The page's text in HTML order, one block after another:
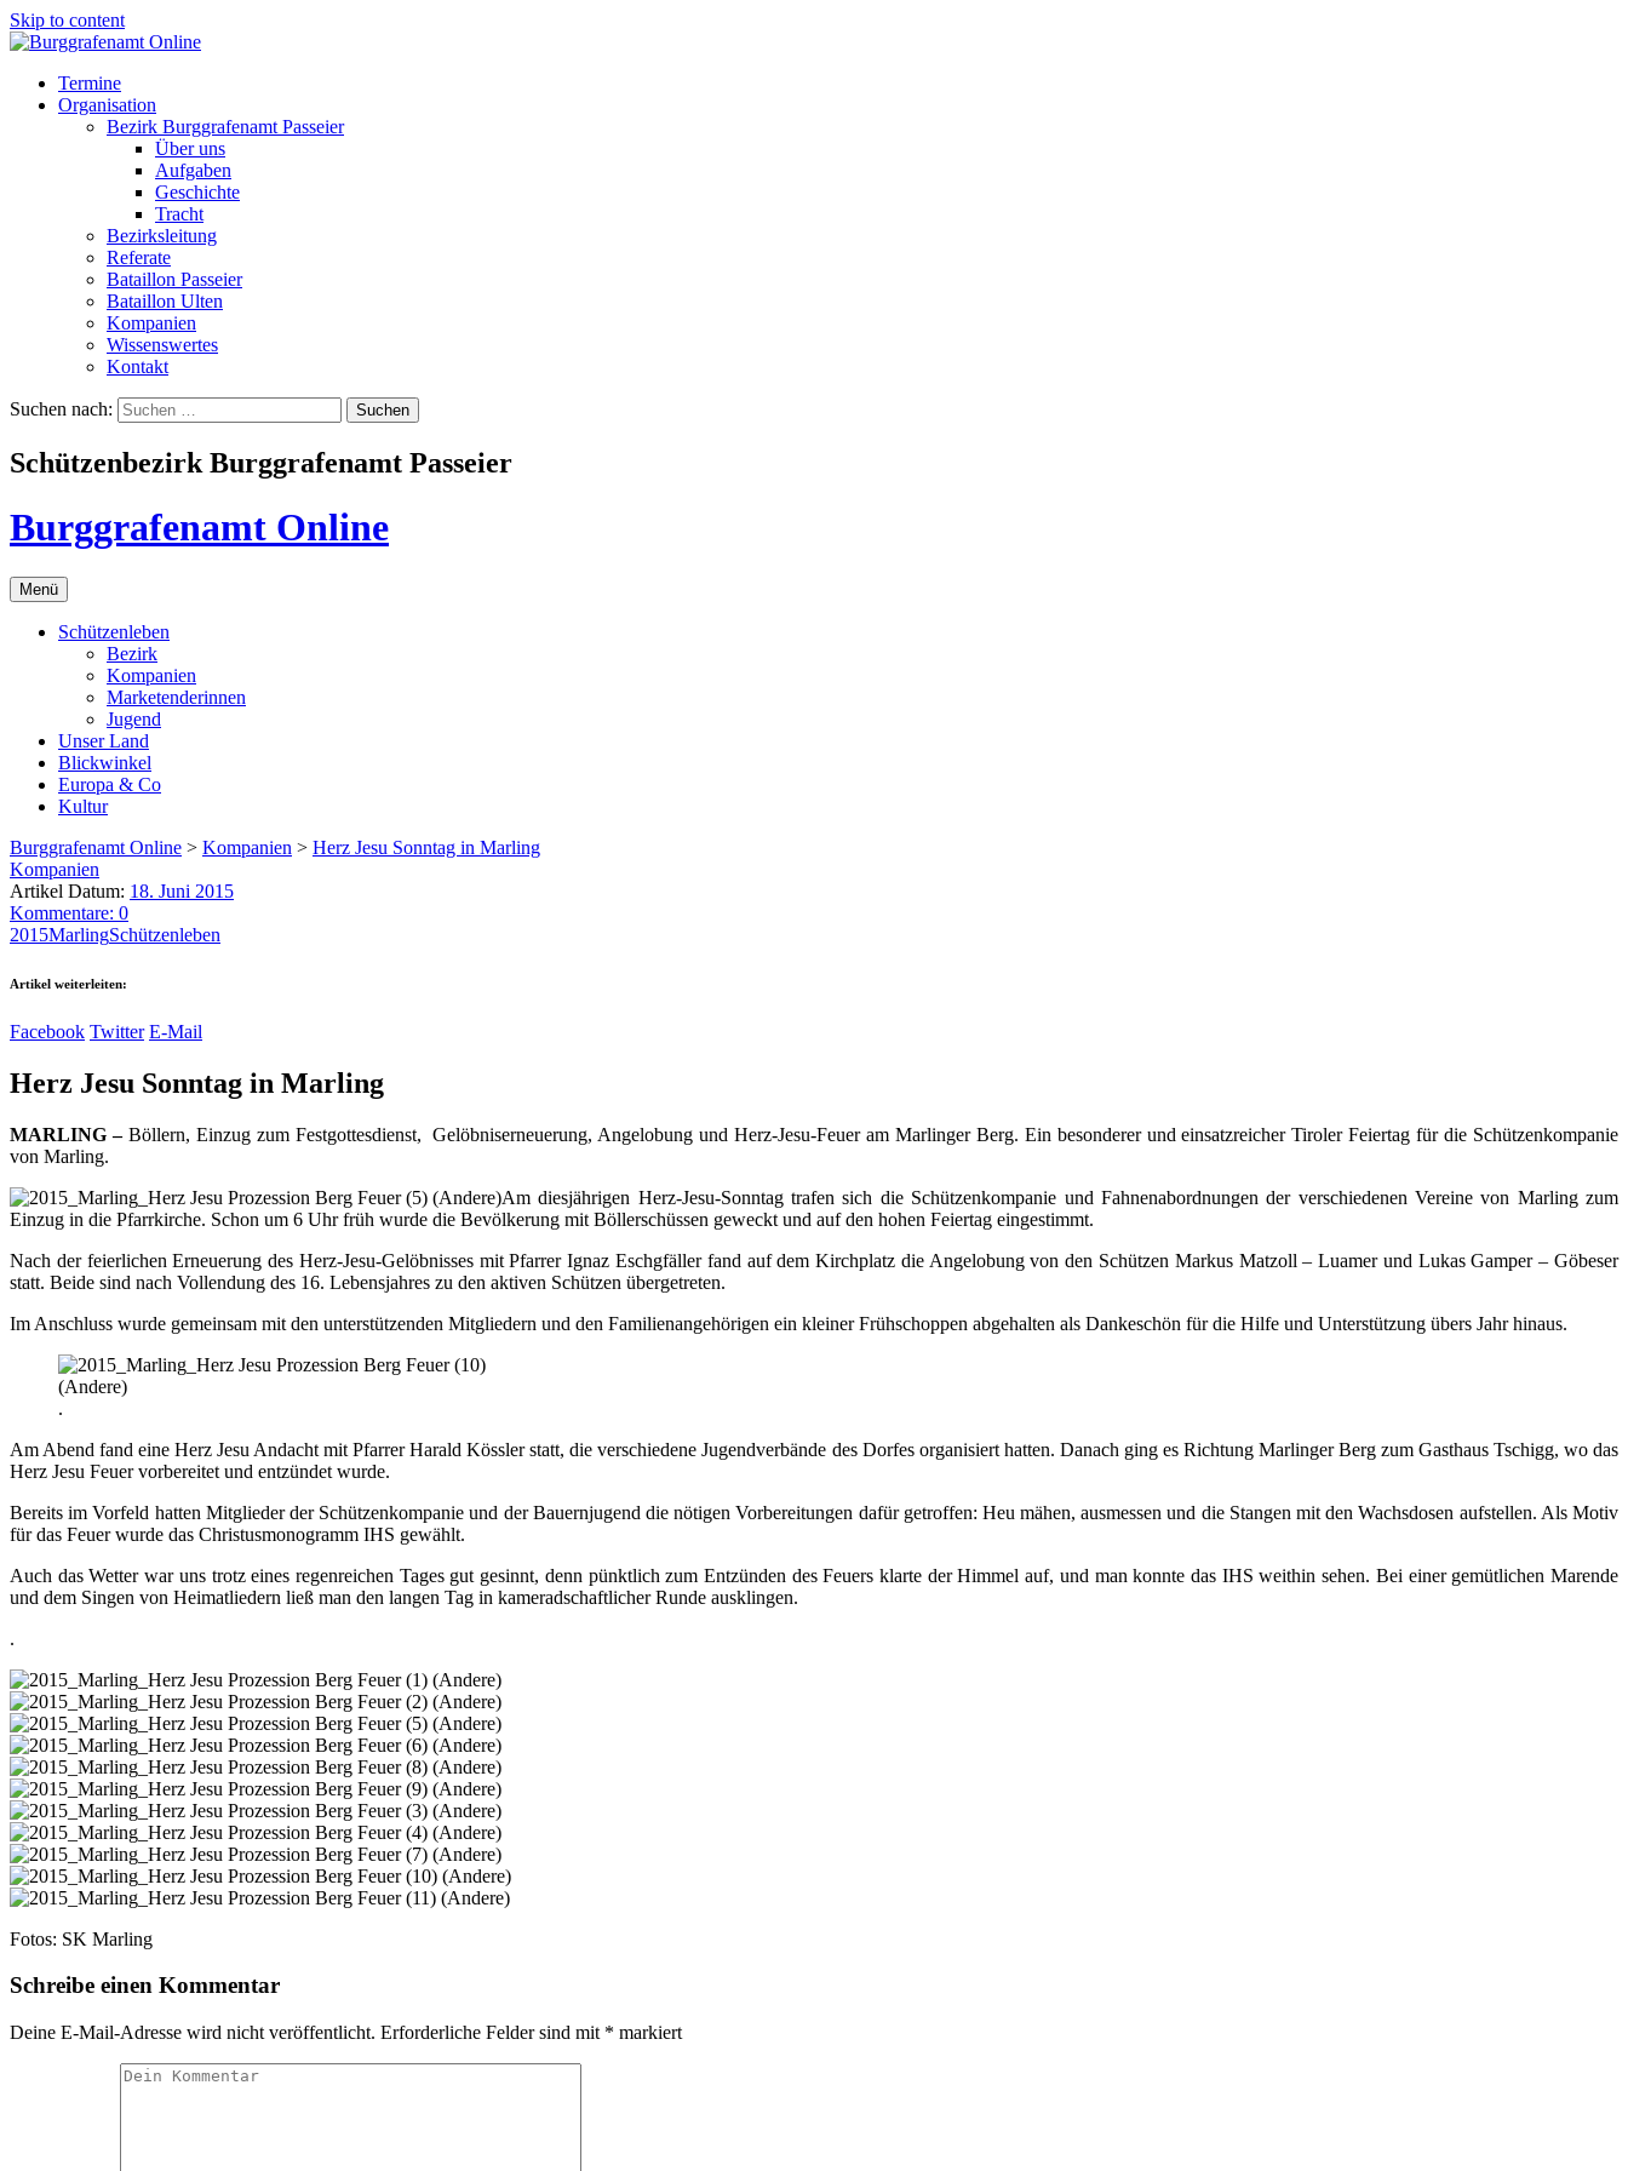
Skip to content
Termine
Organisation
Bezirk Burggrafenamt Passeier
Über uns
Aufgaben
Geschichte
Tracht
Bezirksleitung
Referate
Bataillon Passeier
Bataillon Ulten
Kompanien
Wissenswertes
Kontakt
Suchen nach:
Schützenbezirk Burggrafenamt Passeier
Burggrafenamt Online
Menü
Schützenleben
Bezirk
Kompanien
Marketenderinnen
Jugend
Unser Land
Blickwinkel
Europa & Co
Kultur
Burggrafenamt Online > Kompanien > Herz Jesu Sonntag in Marling
Kompanien
Artikel Datum: 18. Juni 2015
Kommentare: 0
2015MarlingSchützenleben
Artikel weiterleiten:
Facebook Twitter E-Mail
Herz Jesu Sonntag in Marling
MARLING –Böllern, Einzug zum Festgottesdienst, Gelöbniserneuerung, Angelobung und Herz-Jesu-Feuer am Marlinger Berg. Ein besonderer und einsatzreicher Tiroler Feiertag für die Schützenkompanie
von Marling.
Am diesjährigen Herz-Jesu-Sonntag trafen sich die Schützenkompanie und Fahnenabordnungen der verschiedenen Vereine von Marling zum
Einzug in die Pfarrkirche. Schon um 6 Uhr früh wurde die Bevölkerung mit Böllerschüssen geweckt und auf den hohen Feiertag eingestimmt.
Nach der feierlichen Erneuerung des Herz-Jesu-Gelöbnisses mit Pfarrer Ignaz Eschgfäller fand auf dem Kirchplatz die Angelobung von den Schützen Markus Matzoll – Luamer und Lukas Gamper – Göbeser
statt. Beide sind nach Vollendung des 16. Lebensjahres zu den aktiven Schützen übergetreten.
Im Anschluss wurde gemeinsam mit den unterstützenden Mitgliedern und den Familienangehörigen ein kleiner Frühschoppen abgehalten als Dankeschön für die Hilfe und Unterstützung übers Jahr hinaus.
.
Am Abend fand eine Herz Jesu Andacht mit Pfarrer Harald Kössler statt, die verschiedene Jugendverbände des Dorfes organisiert hatten. Danach ging es Richtung Marlinger Berg zum Gasthaus Tschigg, wo das
Herz Jesu Feuer vorbereitet und entzündet wurde.
Bereits im Vorfeld hatten Mitglieder der Schützenkompanie und der Bauernjugend die nötigen Vorbereitungen dafür getroffen: Heu mähen, ausmessen und die Stangen mit den Wachsdosen aufstellen. Als Motiv
für das Feuer wurde das Christusmonogramm IHS gewählt.
Auch das Wetter war uns trotz eines regenreichen Tages gut gesinnt, denn pünktlich zum Entzünden des Feuers klarte der Himmel auf, und man konnte das IHS weithin sehen. Bei einer gemütlichen Marende
und dem Singen von Heimatliedern ließ man den langen Tag in kameradschaftlicher Runde ausklingen.
.
Fotos: SK Marling
Schreibe einen Kommentar
Deine E-Mail-Adresse wird nicht veröffentlicht. Erforderliche Felder sind mit * markiert